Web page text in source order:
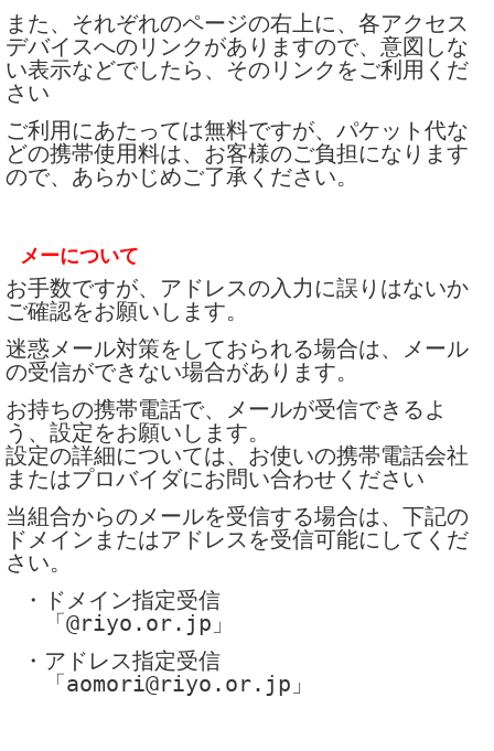
また、それぞれのページの右上に、各アクセス
デバイスへのリンクがありますので、意図しな
い表示などでしたら、そのリンクをご利用くだ
さい
ご利用にあたっては無料ですが、パケット代な
どの携帯使用料は、お客様のご負担になります
ので、あらかじめご了承ください。
メーについて
お手数ですが、アドレスの入力に誤りはないか
ご確認をお願いします。
迷惑メール対策をしておられる場合は、メール
の受信ができない場合があります。
お持ちの携帯電話で、メールが受信できるよ
う、設定をお願いします。
設定の詳細については、お使いの携帯電話会社
またはプロバイダにお問い合わせください
当組合からのメールを受信する場合は、下記の
ドメインまたはアドレスを受信可能にしてくだ
さい。
・ドメイン指定受信
「@riyo.or.jp」
・アドレス指定受信
「aomori@riyo.or.jp」